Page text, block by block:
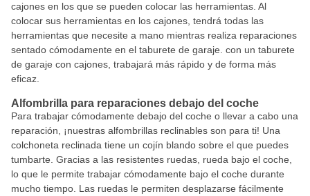
cajones en los que se pueden colocar las herramientas. Al
colocar sus herramientas en los cajones, tendrá todas las
herramientas que necesite a mano mientras realiza reparaciones
sentado cómodamente en el taburete de garaje. con un taburete
de garaje con cajones, trabajará más rápido y de forma más
eficaz.
Alfombrilla para reparaciones debajo del coche
Para trabajar cómodamente debajo del coche o llevar a cabo una
reparación, ¡nuestras alfombrillas reclinables son para ti! Una
colchoneta reclinada tiene un cojín blando sobre el que puedes
tumbarte. Gracias a las resistentes ruedas, rueda bajo el coche,
lo que le permite trabajar cómodamente bajo el coche durante
mucho tiempo. Las ruedas le permiten desplazarse fácilmente